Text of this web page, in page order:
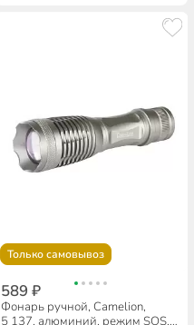
Только самовывоз
589 ₽
Фонарь ручной, Camelion,
5 137, алюминий, режим SOS,